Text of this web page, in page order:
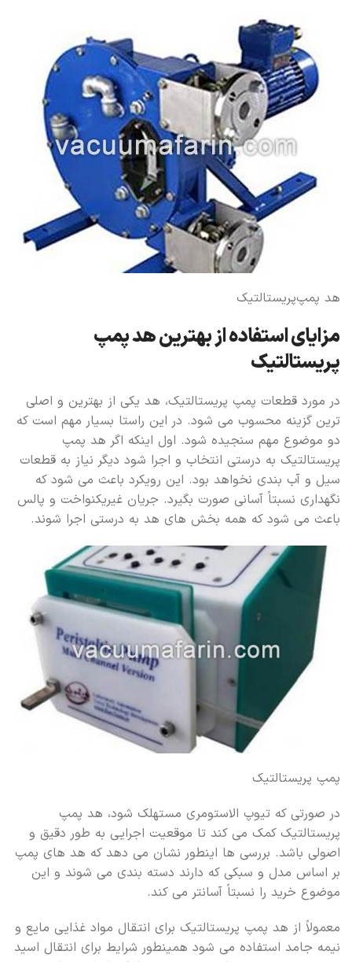
هد پمپ‌پریستالتیک
مزایای استفاده از بهترین هد پمپ
پریستالتیک
در مورد قطعات پمپ پریستالتیک، هد یکی از بهترین و اصلی
ترین گزینه محسوب می شود. در این راستا بسیار مهم است که
دو موضوع مهم سنجیده شود. اول اینکه اگر هد پمپ
پریستالتیک به درستی انتخاب و اجرا شود دیگر نیاز به قطعات
سیل و آب بندی نخواهد بود. این رویکرد باعث می شود که
نگهداری نسبتاً آسانی صورت بگیرد. جریان غیریکنواخت و پالس
باعث می شود که همه بخش های هد به درستی اجرا شوند.
پمپ پریستالتیک
در صورتی که تیوپ الاستومری مستهلک شود، هد پمپ
پریستالتیک کمک می کند تا موقعیت اجرایی به طور دقیق و
اصولی باشد. بررسی ها اینطور نشان می دهد که هد های پمپ
بر اساس مدل و سبکی که دارند دسته بندی می شوند و این
موضوع خرید را نسبتاً آسانتر می کند.
معمولاً از هد پمپ پریستالتیک برای انتقال مواد غذایی مایع و
نیمه جامد استفاده می شود همینطور شرایط برای انتقال اسید